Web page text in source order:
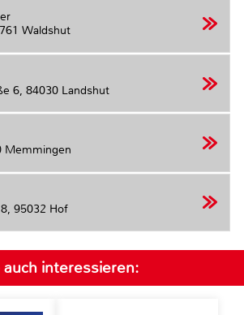
Waldshut
6, 84030 Landshut
Memmingen
95032 Hof
interessieren: